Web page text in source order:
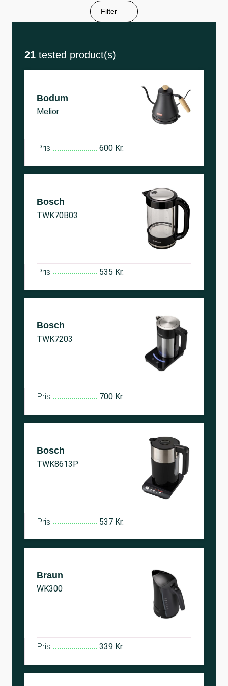
Filter
21 tested product(s)
Bodum
Melior
Pris 600 Kr.
Bosch
TWK70B03
Pris 535 Kr.
Bosch
TWK7203
Pris 700 Kr.
Bosch
TWK8613P
Pris 537 Kr.
Braun
WK300
Pris 339 Kr.